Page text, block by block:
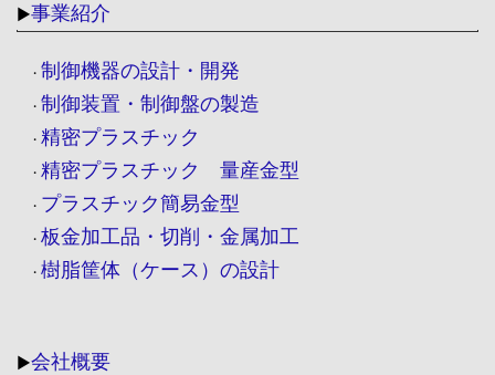
▶事業紹介
・ 制御機器の設計・開発
・ 制御装置・制御盤の製造
・ 精密プラスチック
・ 精密プラスチック 量産金型
・ プラスチック簡易金型
・ 板金加工品・切削・金属加工
・ 樹脂筐体（ケース）の設計
▶会社概要